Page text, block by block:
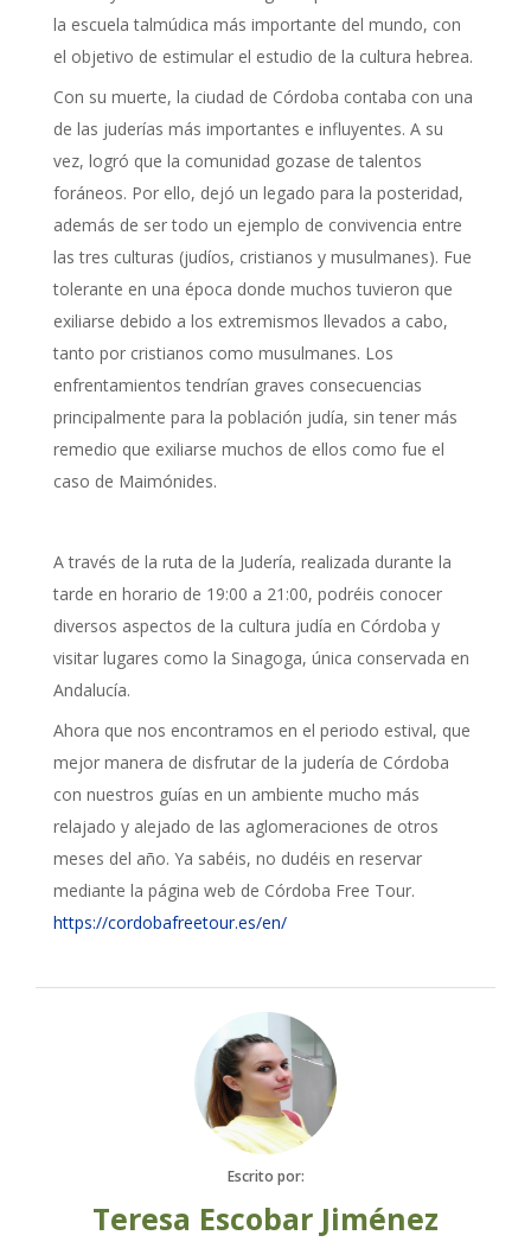
la escuela talmúdica más importante del mundo, con
el objetivo de estimular el estudio de la cultura hebrea.
Con su muerte, la ciudad de Córdoba contaba con una
de las juderías más importantes e influyentes. A su
vez, logró que la comunidad gozase de talentos
foráneos. Por ello, dejó un legado para la posteridad,
además de ser todo un ejemplo de convivencia entre
las tres culturas (judíos, cristianos y musulmanes). Fue
tolerante en una época donde muchos tuvieron que
exiliarse debido a los extremismos llevados a cabo,
tanto por cristianos como musulmanes. Los
enfrentamientos tendrían graves consecuencias
principalmente para la población judía, sin tener más
remedio que exiliarse muchos de ellos como fue el
caso de Maimónides.
A través de la ruta de la Judería, realizada durante la
tarde en horario de 19:00 a 21:00, podréis conocer
diversos aspectos de la cultura judía en Córdoba y
visitar lugares como la Sinagoga, única conservada en
Andalucía.
Ahora que nos encontramos en el periodo estival, que
mejor manera de disfrutar de la judería de Córdoba
con nuestros guías en un ambiente mucho más
relajado y alejado de las aglomeraciones de otros
meses del año. Ya sabéis, no dudéis en reservar
mediante la página web de Córdoba Free Tour.
https://cordobafreetour.es/en/
Escrito por:
Teresa Escobar Jiménez